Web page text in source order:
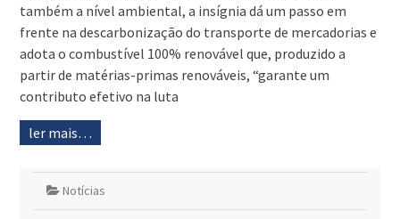
também a nível ambiental, a insígnia dá um passo em
frente na descarbonização do transporte de mercadorias e
adota o combustível 100% renovável que, produzido a
partir de matérias-primas renováveis, “garante um
contributo efetivo na luta
ler mais…
Notícias